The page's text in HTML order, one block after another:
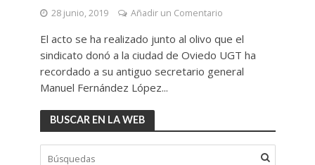
28 junio, 2019 Añadir un Comentario
El acto se ha realizado junto al olivo que el
sindicato donó a la ciudad de Oviedo UGT ha
recordado a su antiguo secretario general
Manuel Fernández López...
BUSCAR EN LA WEB